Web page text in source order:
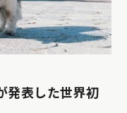
発表した世界初